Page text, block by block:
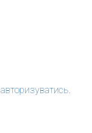
авторизуватись.